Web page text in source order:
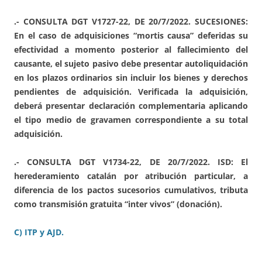
.- CONSULTA DGT V1727-22, DE 20/7/2022. SUCESIONES:
En el caso de adquisiciones “mortis causa” deferidas su
efectividad a momento posterior al fallecimiento del
causante, el sujeto pasivo debe presentar autoliquidación
en los plazos ordinarios sin incluir los bienes y derechos
pendientes de adquisición. Verificada la adquisición,
deberá presentar declaración complementaria aplicando
el tipo medio de gravamen correspondiente a su total
adquisición.
.- CONSULTA DGT V1734-22, DE 20/7/2022. ISD: El
herederamiento catalán por atribución particular, a
diferencia de los pactos sucesorios cumulativos, tributa
como transmisión gratuita “inter vivos” (donación).
C) ITP y AJD.